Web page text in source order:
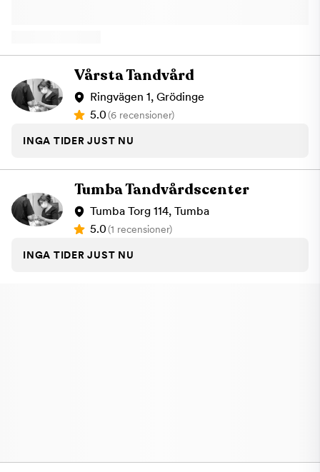
flera språk - svenska, engelska, arabiska, syrianska, serbiska,
grekiska, persiska, turkiska, finska, ryska, azerbajdzjanska och
polska. Vi är anslutna till Försäkringskassan och du är
välkommen till oss både med och utan remiss. Vi välkomnar
även tandläkare att skicka remisser för CBCT samt
behandlingar inom käkkirurgi (specialisttandvård), aligners och
sömnapné.
Vårsta Tandvård
Ringvägen 1, Grödinge
5.0(6 recensioner)
INGA TIDER JUST NU
Tumba Tandvårdscenter
Tumba Torg 114, Tumba
5.0(1 recensioner)
INGA TIDER JUST NU